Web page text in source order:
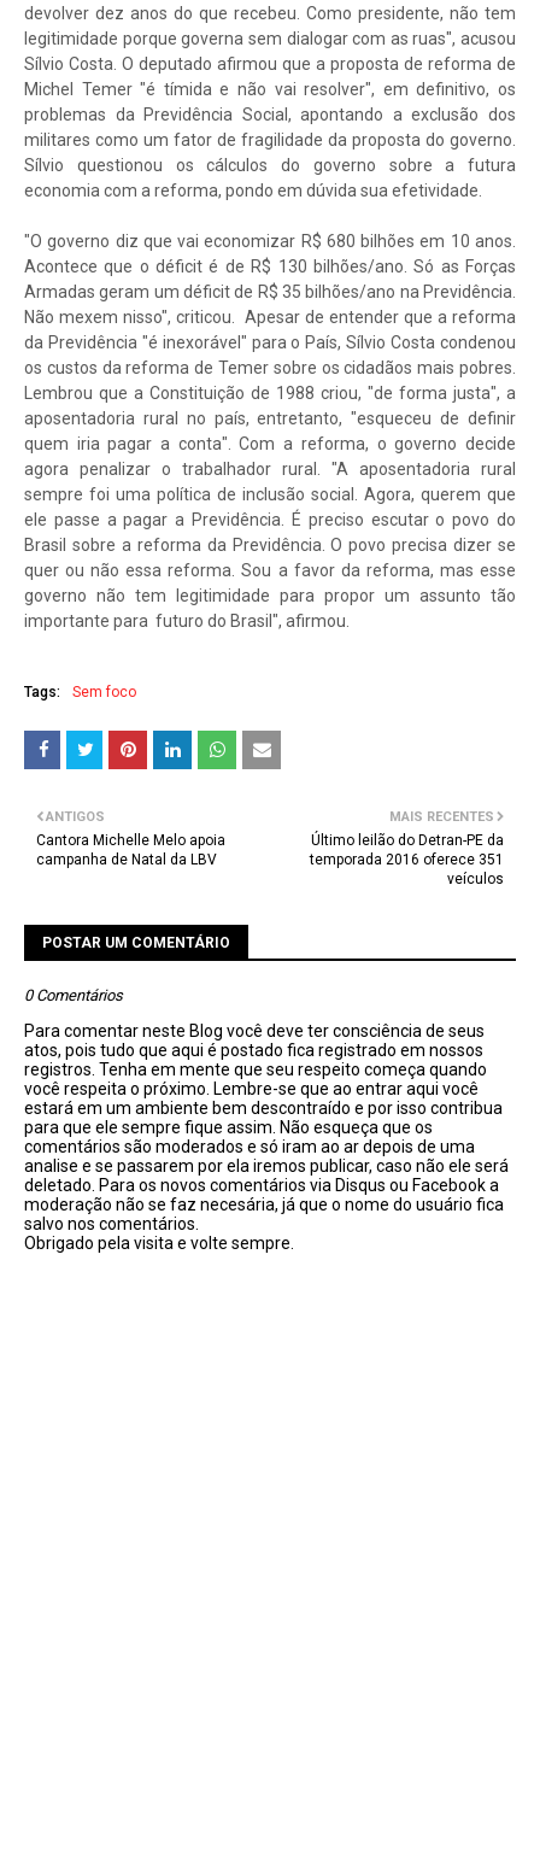
devolver dez anos do que recebeu. Como presidente, não tem
legitimidade porque governa sem dialogar com as ruas", acusou
Sílvio Costa. O deputado afirmou que a proposta de reforma de
Michel Temer "é tímida e não vai resolver", em definitivo, os
problemas da Previdência Social, apontando a exclusão dos
militares como um fator de fragilidade da proposta do governo.
Sílvio questionou os cálculos do governo sobre a futura
economia com a reforma, pondo em dúvida sua efetividade.
"O governo diz que vai economizar R$ 680 bilhões em 10 anos.
Acontece que o déficit é de R$ 130 bilhões/ano. Só as Forças
Armadas geram um déficit de R$ 35 bilhões/ano na Previdência.
Não mexem nisso", criticou. Apesar de entender que a reforma
da Previdência "é inexorável" para o País, Sílvio Costa condenou
os custos da reforma de Temer sobre os cidadãos mais pobres.
Lembrou que a Constituição de 1988 criou, "de forma justa", a
aposentadoria rural no país, entretanto, "esqueceu de definir
quem iria pagar a conta". Com a reforma, o governo decide
agora penalizar o trabalhador rural. "A aposentadoria rural
sempre foi uma política de inclusão social. Agora, querem que
ele passe a pagar a Previdência. É preciso escutar o povo do
Brasil sobre a reforma da Previdência. O povo precisa dizer se
quer ou não essa reforma. Sou a favor da reforma, mas esse
governo não tem legitimidade para propor um assunto tão
importante para futuro do Brasil", afirmou.
Tags: Sem foco
MAIS RECENTES
Último leilão do Detran-PE da
temporada 2016 oferece 351
veículos
ANTIGOS
Cantora Michelle Melo apoia
campanha de Natal da LBV
POSTAR UM COMENTÁRIO
0 Comentários
Para comentar neste Blog você deve ter consciência de seus
atos, pois tudo que aqui é postado fica registrado em nossos
registros. Tenha em mente que seu respeito começa quando
você respeita o próximo. Lembre-se que ao entrar aqui você
estará em um ambiente bem descontraído e por isso contribua
para que ele sempre fique assim. Não esqueça que os
comentários são moderados e só iram ao ar depois de uma
analise e se passarem por ela iremos publicar, caso não ele será
deletado. Para os novos comentários via Disqus ou Facebook a
moderação não se faz necesária, já que o nome do usuário fica
salvo nos comentários.
Obrigado pela visita e volte sempre.